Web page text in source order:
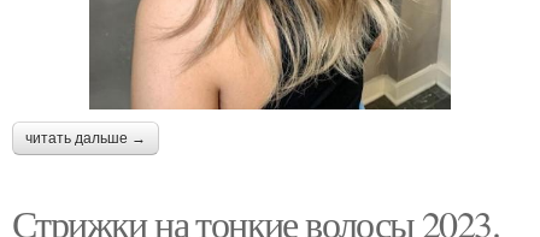
читать дальше →
Стрижки на тонкие волосы 2023.